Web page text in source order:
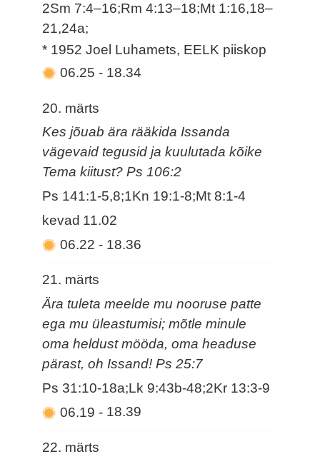
2Sm 7:4–16;Rm 4:13–18;Mt 1:16,18–
21,24a;
* 1952 Joel Luhamets, EELK piiskop
06.25- 18.34
20. märts
Kes jõuab ära rääkida Issanda
vägevaid tegusid ja kuulutada kõike
Tema kiitust? Ps 106:2
Ps 141:1-5,8;1Kn 19:1-8;Mt 8:1-4
kevad 11.02
06.22- 18.36
21. märts
Ära tuleta meelde mu nooruse patte
ega mu üleastumisi; mõtle minule
oma heldust mööda, oma headuse
pärast, oh Issand! Ps 25:7
Ps 31:10-18a;Lk 9:43b-48;2Kr 13:3-9
06.19- 18.39
22. märts